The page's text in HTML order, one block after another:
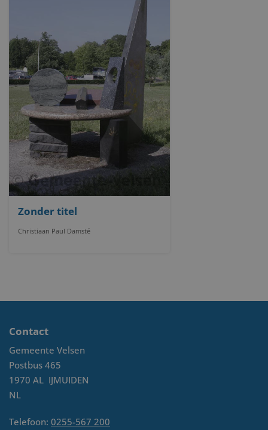
Zonder titel
Christiaan Paul Damsté
Contact
Gemeente Velsen
Postbus 465
1970 AL IJMUIDEN
NL
Telefoon: 0255-567 200